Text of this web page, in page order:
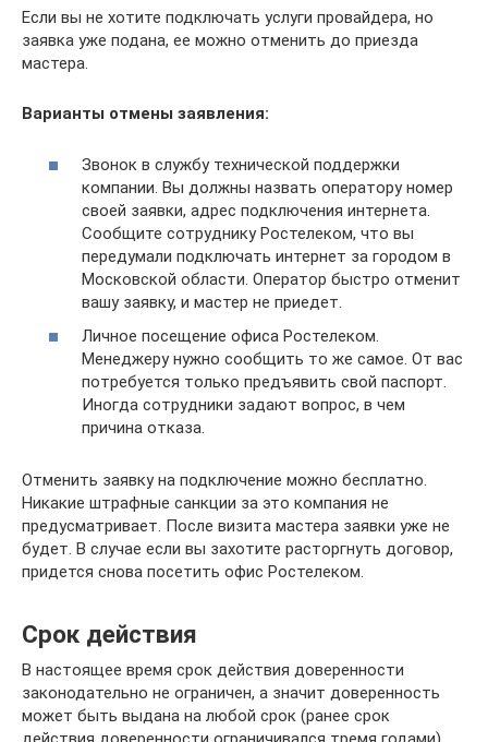
Если вы не хотите подключать услуги провайдера, но
заявка уже подана, ее можно отменить до приезда
мастера.
Варианты отмены заявления:
Звонок в службу технической поддержки
компании. Вы должны назвать оператору номер
своей заявки, адрес подключения интернета.
Сообщите сотруднику Ростелеком, что вы
передумали подключать интернет за городом в
Московской области. Оператор быстро отменит
вашу заявку, и мастер не приедет.
Личное посещение офиса Ростелеком.
Менеджеру нужно сообщить то же самое. От вас
потребуется только предъявить свой паспорт.
Иногда сотрудники задают вопрос, в чем
причина отказа.
Отменить заявку на подключение можно бесплатно.
Никакие штрафные санкции за это компания не
предусматривает. После визита мастера заявки уже не
будет. В случае если вы захотите расторгнуть договор,
придется снова посетить офис Ростелеком.
Срок действия
В настоящее время срок действия доверенности
законодательно не ограничен, а значит доверенность
может быть выдана на любой срок (ранее срок